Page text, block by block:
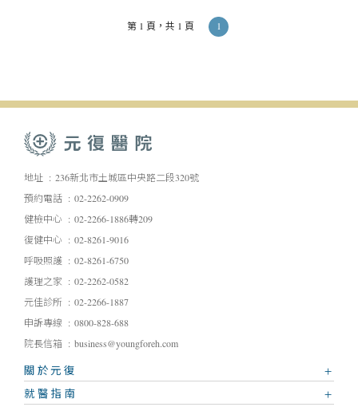
第 1 頁，共 1 頁 1
地址
236新北市土城區中央路二段320號
預約電話
02-2262-0909
健檢中心
02-2266-1886轉209
復健中心
02-8261-9016
呼吸照護
02-8261-6750
護理之家
02-2262-0582
元佳診所
02-2266-1887
申訴專線
0800-828-688
院長信箱
business@youngforeh.com
關於元復
就醫指南